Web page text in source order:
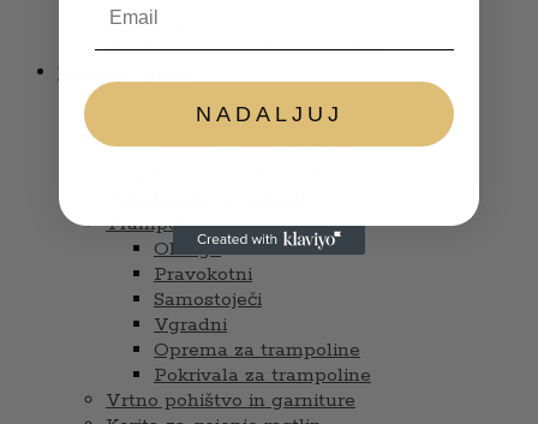
Glasbila
Punčke in dodatki za punčke
Hiške s tobogani
Zunanje otroške hiške
Trampolini
Okrogli
Pravokotni
Samostoječi
Vgradni
Oprema za trampoline
Pokrivala za trampoline
Vrtno pohištvo in garniture
NADALJUJ